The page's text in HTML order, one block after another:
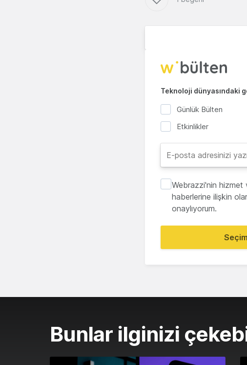
Teknoloji dünyasındaki
Günlük Bülten
Etkinlikler
Webrazzi'nin hizmet
haberlerine ilişkin
onaylıyorum.
Bunlar ilginizi